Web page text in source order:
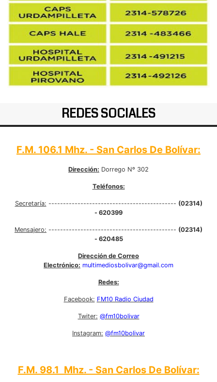
REDES SOCIALES
F.M. 106.1 Mhz. - San Carlos De Bolívar:
Dirección: Dorrego Nº 302
Teléfonos:
Secretaría: -------------------------------------------- (02314)
- 620399
Mensajero: -------------------------------------------- (02314)
- 620485
Dirección de Correo
Electrónico: multimediosbolivar@gmail.com
Redes:
Facebook: FM10 Radio Ciudad
Twiter: @fm10bolivar
Instagram: @fm10bolivar
F.M. 98.1 Mhz. - San Carlos De Bolívar: